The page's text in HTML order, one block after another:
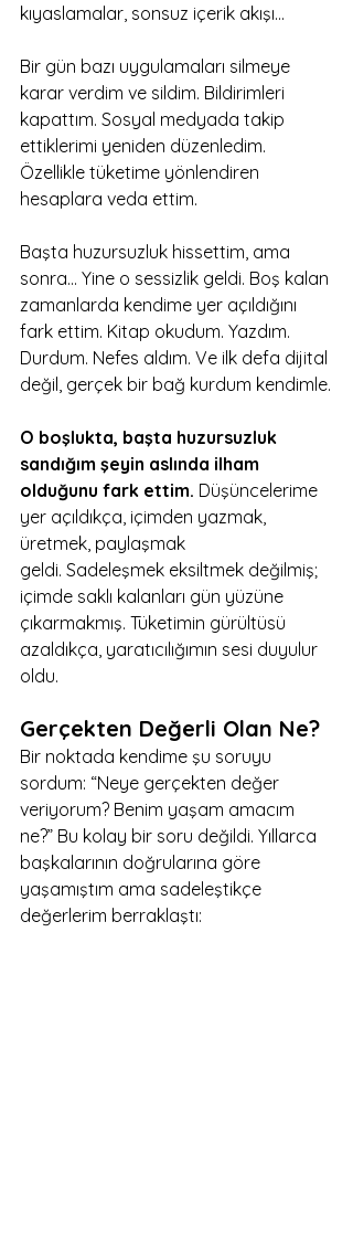
kıyaslamalar, sonsuz içerik akışı…
Bir gün bazı uygulamaları silmeye
karar verdim ve sildim. Bildirimleri
kapattım. Sosyal medyada takip
ettiklerimi yeniden düzenledim.
Özellikle tüketime yönlendiren
hesaplara veda ettim.
Başta huzursuzluk hissettim, ama
sonra... Yine o sessizlik geldi. Boş kalan
zamanlarda kendime yer açıldığını
fark ettim. Kitap okudum. Yazdım.
Durdum. Nefes aldım. Ve ilk defa dijital
değil, gerçek bir bağ kurdum kendimle.
O boşlukta, başta huzursuzluk
sandığım şeyin aslında ilham
olduğunu fark ettim. Düşüncelerime
yer açıldıkça, içimden yazmak,
üretmek, paylaşmak
geldi. Sadeleşmek eksiltmek değilmiş;
içimde saklı kalanları gün yüzüne
çıkarmakmış. Tüketimin gürültüsü
azaldıkça, yaratıcılığımın sesi duyulur
oldu.
Gerçekten Değerli Olan Ne?
Bir noktada kendime şu soruyu
sordum: “Neye gerçekten değer
veriyorum? Benim yaşam amacım
ne?” Bu kolay bir soru değildi. Yıllarca
başkalarının doğrularına göre
yaşamıştım ama sadeleştikçe
değerlerim berraklaştı: